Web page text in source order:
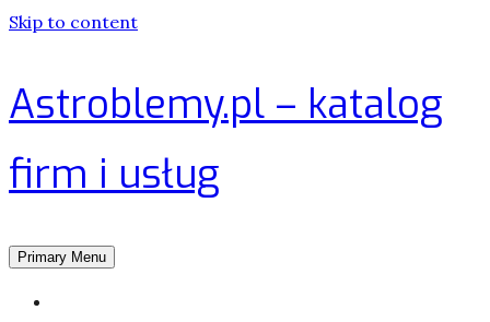
Skip to content
Astroblemy.pl – katalog
firm i usług
Primary Menu